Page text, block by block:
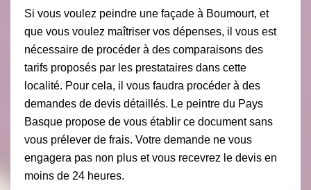
Si vous voulez peindre une façade à Boumourt, et
que vous voulez maîtriser vos dépenses, il vous est
nécessaire de procéder à des comparaisons des
tarifs proposés par les prestataires dans cette
localité. Pour cela, il vous faudra procéder à des
demandes de devis détaillés. Le peintre du Pays
Basque propose de vous établir ce document sans
vous prélever de frais. Votre demande ne vous
engagera pas non plus et vous recevrez le devis en
moins de 24 heures.